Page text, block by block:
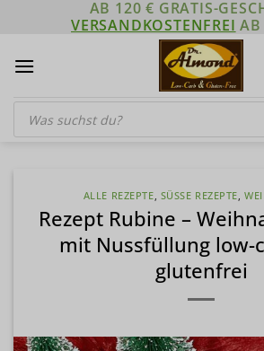
AB 120 € GRATIS-
VERSANDKOSTENFREI AB
Products
search
ALLE REZEPTE, SÜSSE REZEPTE ,
Rezept Rubine –
mit Nussfüllung low-
glutenfrei